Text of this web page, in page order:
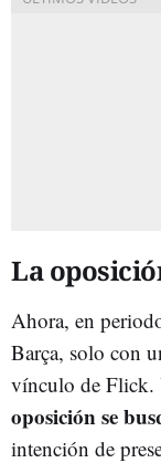
La
Ahora, en
Barça, solo con
vínculo de Flick.
oposición se
intención de